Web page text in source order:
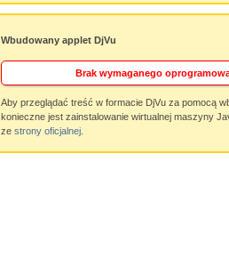
Wbudowany applet DjVu
Brak wymaganego
Aby przeglądać treść w formacie DjVu za pomocą
konieczne jest zainstalowanie wirtualnej maszyny
ze strony oficjalnej